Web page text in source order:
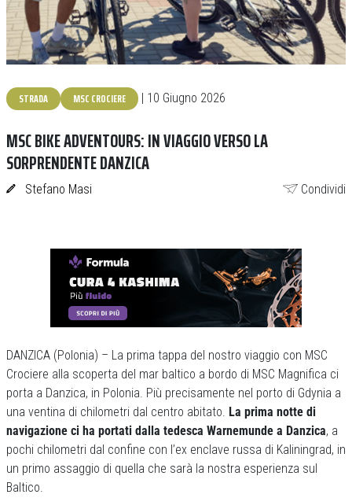
STRADA MSC CROCIERE | 10 Giugno 2026
MSC BIKE ADVENTOURS: IN VIAGGIO VERSO LA
SORPRENDENTE DANZICA
Stefano Masi Condividi
DANZICA (Polonia) – La prima tappa del nostro viaggio con MSC
Crociere alla scoperta del mar baltico a bordo di MSC Magnifica ci
porta a Danzica, in Polonia. Più precisamente nel porto di Gdynia a
una ventina di chilometri dal centro abitato. La prima notte di
navigazione ci ha portati dalla tedesca Warnemunde a Danzica, a
pochi chilometri dal confine con l’ex enclave russa di Kaliningrad, in
un primo assaggio di quella che sarà la nostra esperienza sul
Baltico.